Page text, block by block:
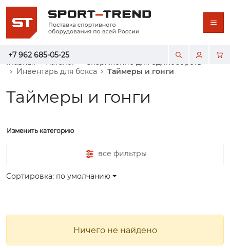
+7 962 685-05-25
Главная Каталог
Снаряжение для единоборств
Инвентарь для бокса
Таймеры и гонги
Таймеры и гонги
Изменить категорию
все фильтры
Сортировка: по умолчанию
Ничего не найдено